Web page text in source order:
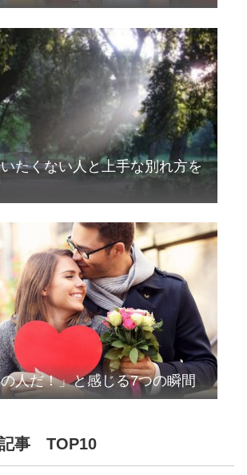
たくない人と上手な別れ方を
人だ！」と感じる7つの瞬間
事 TOP10